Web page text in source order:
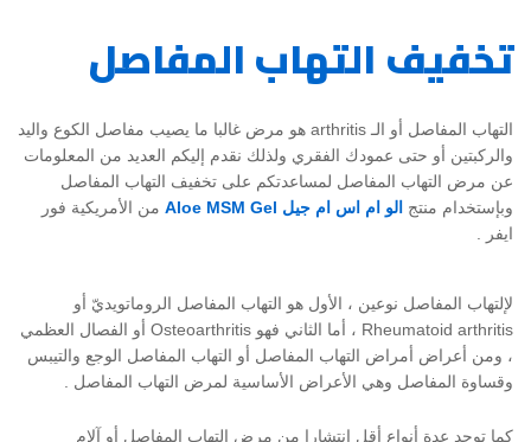
تخفيف التهاب المفاصل
التهاب المفاصل أو الـ arthritis هو مرض غالبا ما يصيب مفاصل الكوع واليد
والركبتين أو حتى عمودك الفقري ولذلك نقدم إليكم العديد من المعلومات
عن مرض التهاب المفاصل لمساعدتكم على تخفيف التهاب المفاصل
وبإستخدام منتج الو ام اس ام جيل Aloe MSM Gel من الأمريكية فور
ايفر .
لإلتهاب المفاصل نوعين ، الأول هو التهاب المفاصل الروماتويديّ أو
Rheumatoid arthritis ، أما الثاني فهو Osteoarthritis أو الفصال العظمي
، ومن أعراض أمراض التهاب المفاصل أو التهاب المفاصل الوجع والتيبس
وقساوة المفاصل وهي الأعراض الأساسية لمرض التهاب المفاصل .
كما توجد عدة أنواع أقل انتشارا من مرض التهاب المفاصل أو آلام